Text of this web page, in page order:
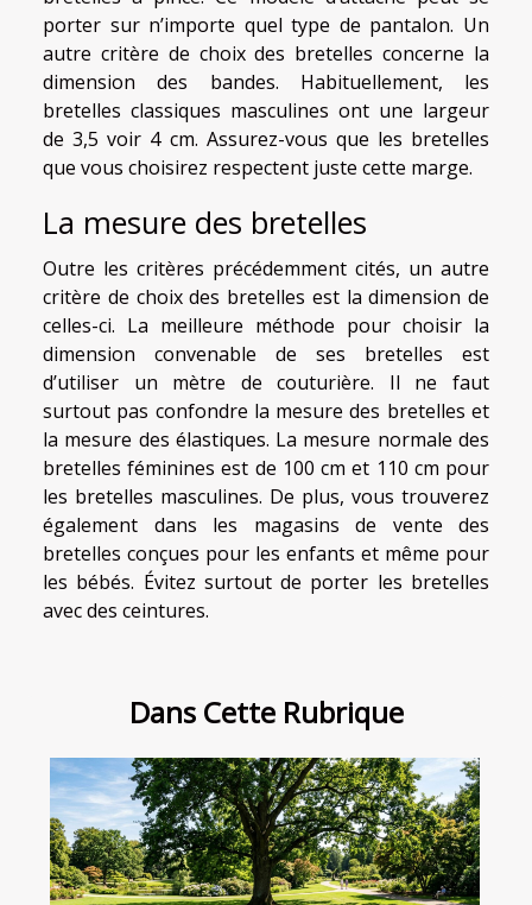
porter sur n’importe quel type de pantalon. Un
autre critère de choix des bretelles concerne la
dimension des bandes. Habituellement, les
bretelles classiques masculines ont une largeur
de 3,5 voir 4 cm. Assurez-vous que les bretelles
que vous choisirez respectent juste cette marge.
La mesure des bretelles
Outre les critères précédemment cités, un autre
critère de choix des bretelles est la dimension de
celles-ci. La meilleure méthode pour choisir la
dimension convenable de ses bretelles est
d’utiliser un mètre de couturière. Il ne faut
surtout pas confondre la mesure des bretelles et
la mesure des élastiques. La mesure normale des
bretelles féminines est de 100 cm et 110 cm pour
les bretelles masculines. De plus, vous trouverez
également dans les magasins de vente des
bretelles conçues pour les enfants et même pour
les bébés. Évitez surtout de porter les bretelles
avec des ceintures.
Dans Cette Rubrique